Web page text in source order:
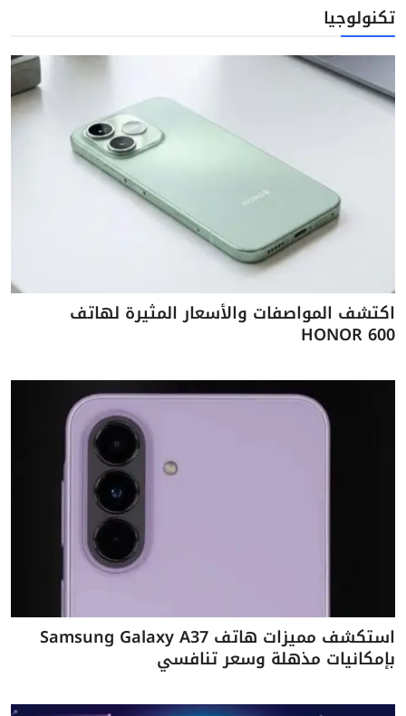
تكنولوجيا
اكتشف المواصفات والأسعار المثيرة لهاتف
HONOR 600
استكشف مميزات هاتف Samsung Galaxy A37
بإمكانيات مذهلة وسعر تنافسي